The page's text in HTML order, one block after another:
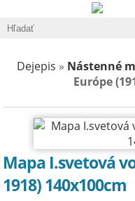
Dejepis » Nástenné
Európe
Mapa I.svetová
1918) 140x100cm